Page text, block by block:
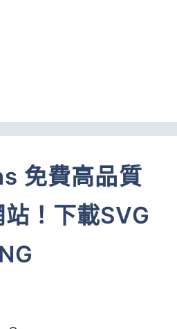
免費高品質
！下載SVG